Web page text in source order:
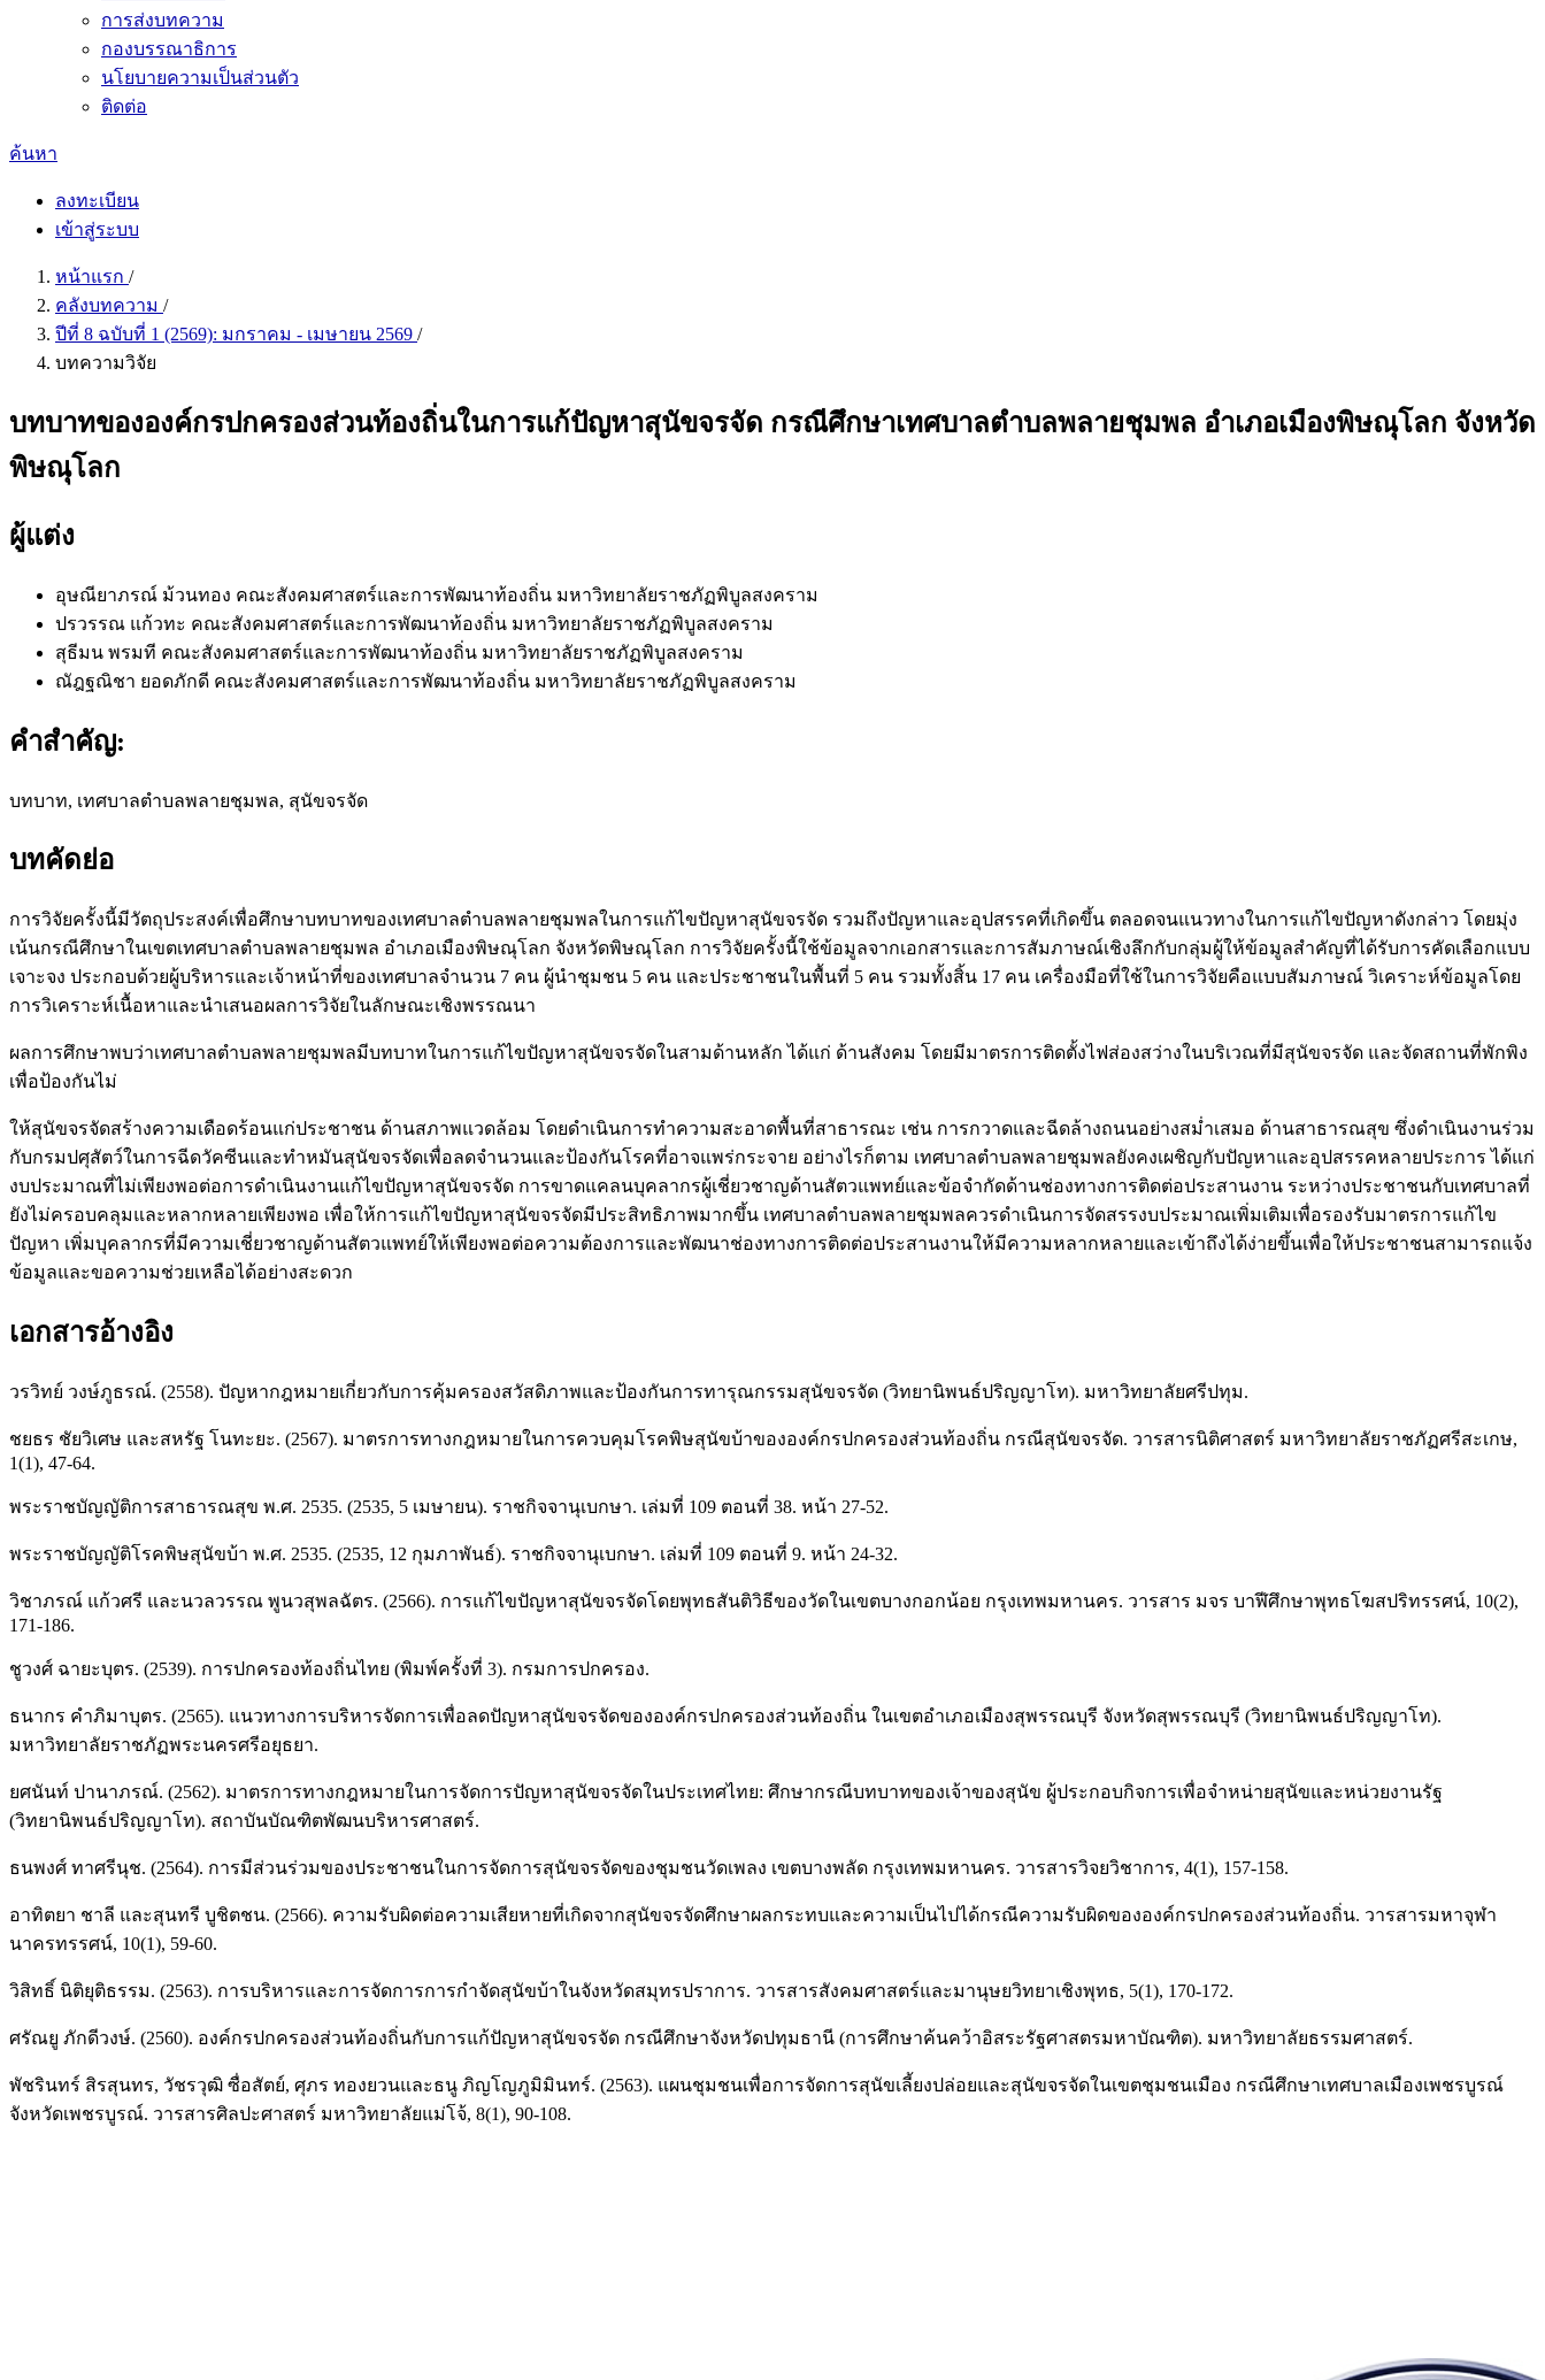
การส่งบทความ
กองบรรณาธิการ
นโยบายความเป็นส่วนตัว
ติดต่อ
ค้นหา
ลงทะเบียน
เข้าสู่ระบบ
หน้าแรก /
คลังบทความ /
ปีที่ 8 ฉบับที่ 1 (2569): มกราคม - เมษายน 2569 /
บทความวิจัย
บทบาทขององค์กรปกครองส่วนท้องถิ่นในการแก้ปัญหาสุนัขจรจัด กรณีศึกษาเทศบาลตำบลพลายชุมพล อำเภอเมืองพิษณุโลก จังหวัด
พิษณุโลก
ผู้แต่ง
อุษณียาภรณ์ ม้วนทอง คณะสังคมศาสตร์และการพัฒนาท้องถิ่น มหาวิทยาลัยราชภัฏพิบูลสงคราม
ปรวรรณ แก้วทะ คณะสังคมศาสตร์และการพัฒนาท้องถิ่น มหาวิทยาลัยราชภัฏพิบูลสงคราม
สุธีมน พรมที คณะสังคมศาสตร์และการพัฒนาท้องถิ่น มหาวิทยาลัยราชภัฏพิบูลสงคราม
ณัฎฐณิชา ยอดภักดี คณะสังคมศาสตร์และการพัฒนาท้องถิ่น มหาวิทยาลัยราชภัฏพิบูลสงคราม
คำสำคัญ:
บทบาท, เทศบาลตำบลพลายชุมพล, สุนัขจรจัด
บทคัดย่อ
การวิจัยครั้งนี้มีวัตถุประสงค์เพื่อศึกษาบทบาทของเทศบาลตำบลพลายชุมพลในการแก้ไขปัญหาสุนัขจรจัด รวมถึงปัญหาและอุปสรรคที่เกิดขึ้น ตลอดจนแนวทางในการแก้ไขปัญหาดังกล่าว โดยมุ่ง
เน้นกรณีศึกษาในเขตเทศบาลตำบลพลายชุมพล อำเภอเมืองพิษณุโลก จังหวัดพิษณุโลก การวิจัยครั้งนี้ใช้ข้อมูลจากเอกสารและการสัมภาษณ์เชิงลึกกับกลุ่มผู้ให้ข้อมูลสำคัญที่ได้รับการคัดเลือกแบบ
เจาะจง ประกอบด้วยผู้บริหารและเจ้าหน้าที่ของเทศบาลจำนวน 7 คน ผู้นำชุมชน 5 คน และประชาชนในพื้นที่ 5 คน รวมทั้งสิ้น 17 คน เครื่องมือที่ใช้ในการวิจัยคือแบบสัมภาษณ์ วิเคราะห์ข้อมูลโดย
การวิเคราะห์เนื้อหาและนำเสนอผลการวิจัยในลักษณะเชิงพรรณนา
ผลการศึกษาพบว่าเทศบาลตำบลพลายชุมพลมีบทบาทในการแก้ไขปัญหาสุนัขจรจัดในสามด้านหลัก ได้แก่ ด้านสังคม โดยมีมาตรการติดตั้งไฟส่องสว่างในบริเวณที่มีสุนัขจรจัด และจัดสถานที่พักพิง
เพื่อป้องกันไม่
ให้สุนัขจรจัดสร้างความเดือดร้อนแก่ประชาชน ด้านสภาพแวดล้อม โดยดำเนินการทำความสะอาดพื้นที่สาธารณะ เช่น การกวาดและฉีดล้างถนนอย่างสม่ำเสมอ ด้านสาธารณสุข ซึ่งดำเนินงานร่วม
กับกรมปศุสัตว์ในการฉีดวัคซีนและทำหมันสุนัขจรจัดเพื่อลดจำนวนและป้องกันโรคที่อาจแพร่กระจาย อย่างไรก็ตาม เทศบาลตำบลพลายชุมพลยังคงเผชิญกับปัญหาและอุปสรรคหลายประการ ได้แก่
งบประมาณที่ไม่เพียงพอต่อการดำเนินงานแก้ไขปัญหาสุนัขจรจัด การขาดแคลนบุคลากรผู้เชี่ยวชาญด้านสัตวแพทย์และข้อจำกัดด้านช่องทางการติดต่อประสานงาน ระหว่างประชาชนกับเทศบาลที่
ยังไม่ครอบคลุมและหลากหลายเพียงพอ เพื่อให้การแก้ไขปัญหาสุนัขจรจัดมีประสิทธิภาพมากขึ้น เทศบาลตำบลพลายชุมพลควรดำเนินการจัดสรรงบประมาณเพิ่มเติมเพื่อรองรับมาตรการแก้ไข
ปัญหา เพิ่มบุคลากรที่มีความเชี่ยวชาญด้านสัตวแพทย์ให้เพียงพอต่อความต้องการและพัฒนาช่องทางการติดต่อประสานงานให้มีความหลากหลายและเข้าถึงได้ง่ายขึ้นเพื่อให้ประชาชนสามารถแจ้ง
ข้อมูลและขอความช่วยเหลือได้อย่างสะดวก
เอกสารอ้างอิง
วรวิทย์ วงษ์ภูธรณ์. (2558). ปัญหากฎหมายเกี่ยวกับการคุ้มครองสวัสดิภาพและป้องกันการทารุณกรรมสุนัขจรจัด (วิทยานิพนธ์ปริญญาโท). มหาวิทยาลัยศรีปทุม.
ชยธร ชัยวิเศษ และสหรัฐ โนทะยะ. (2567). มาตรการทางกฎหมายในการควบคุมโรคพิษสุนัขบ้าขององค์กรปกครองส่วนท้องถิ่น กรณีสุนัขจรจัด. วารสารนิติศาสตร์ มหาวิทยาลัยราชภัฏศรีสะเกษ,
1(1), 47-64.
พระราชบัญญัติการสาธารณสุข พ.ศ. 2535. (2535, 5 เมษายน). ราชกิจจานุเบกษา. เล่มที่ 109 ตอนที่ 38. หน้า 27-52.
พระราชบัญญัติโรคพิษสุนัขบ้า พ.ศ. 2535. (2535, 12 กุมภาพันธ์). ราชกิจจานุเบกษา. เล่มที่ 109 ตอนที่ 9. หน้า 24-32.
วิชาภรณ์ แก้วศรี และนวลวรรณ พูนวสุพลฉัตร. (2566). การแก้ไขปัญหาสุนัขจรจัดโดยพุทธสันติวิธีของวัดในเขตบางกอกน้อย กรุงเทพมหานคร. วารสาร มจร บาฬีศึกษาพุทธโฆสปริทรรศน์, 10(2),
171-186.
ชูวงศ์ ฉายะบุตร. (2539). การปกครองท้องถิ่นไทย (พิมพ์ครั้งที่ 3). กรมการปกครอง.
ธนากร คำภิมาบุตร. (2565). แนวทางการบริหารจัดการเพื่อลดปัญหาสุนัขจรจัดขององค์กรปกครองส่วนท้องถิ่น ในเขตอำเภอเมืองสุพรรณบุรี จังหวัดสุพรรณบุรี (วิทยานิพนธ์ปริญญาโท).
มหาวิทยาลัยราชภัฏพระนครศรีอยุธยา.
ยศนันท์ ปานาภรณ์. (2562). มาตรการทางกฎหมายในการจัดการปัญหาสุนัขจรจัดในประเทศไทย: ศึกษากรณีบทบาทของเจ้าของสุนัข ผู้ประกอบกิจการเพื่อจำหน่ายสุนัขและหน่วยงานรัฐ
(วิทยานิพนธ์ปริญญาโท). สถาบันบัณฑิตพัฒนบริหารศาสตร์.
ธนพงศ์ ทาศรีนุช. (2564). การมีส่วนร่วมของประชาชนในการจัดการสุนัขจรจัดของชุมชนวัดเพลง เขตบางพลัด กรุงเทพมหานคร. วารสารวิจยวิชาการ, 4(1), 157-158.
อาทิตยา ชาลี และสุนทรี บูชิตชน. (2566). ความรับผิดต่อความเสียหายที่เกิดจากสุนัขจรจัดศึกษาผลกระทบและความเป็นไปได้กรณีความรับผิดขององค์กรปกครองส่วนท้องถิ่น. วารสารมหาจุฬา
นาครทรรศน์, 10(1), 59-60.
วิสิทธิ์ นิติยุติธรรม. (2563). การบริหารและการจัดการการกําจัดสุนัขบ้าในจังหวัดสมุทรปราการ. วารสารสังคมศาสตร์และมานุษยวิทยาเชิงพุทธ, 5(1), 170-172.
ศรัณยู ภักดีวงษ์. (2560). องค์กรปกครองส่วนท้องถิ่นกับการแก้ปัญหาสุนัขจรจัด กรณีศึกษาจังหวัดปทุมธานี (การศึกษาค้นคว้าอิสระรัฐศาสตรมหาบัณฑิต). มหาวิทยาลัยธรรมศาสตร์.
พัชรินทร์ สิรสุนทร, วัชรวุฒิ ซื่อสัตย์, ศุภร ทองยวนและธนู ภิญโญภูมิมินทร์. (2563). แผนชุมชนเพื่อการจัดการสุนัขเลี้ยงปล่อยและสุนัขจรจัดในเขตชุมชนเมือง กรณีศึกษาเทศบาลเมืองเพชรบูรณ์
จังหวัดเพชรบูรณ์. วารสารศิลปะศาสตร์ มหาวิทยาลัยแม่โจ้, 8(1), 90-108.